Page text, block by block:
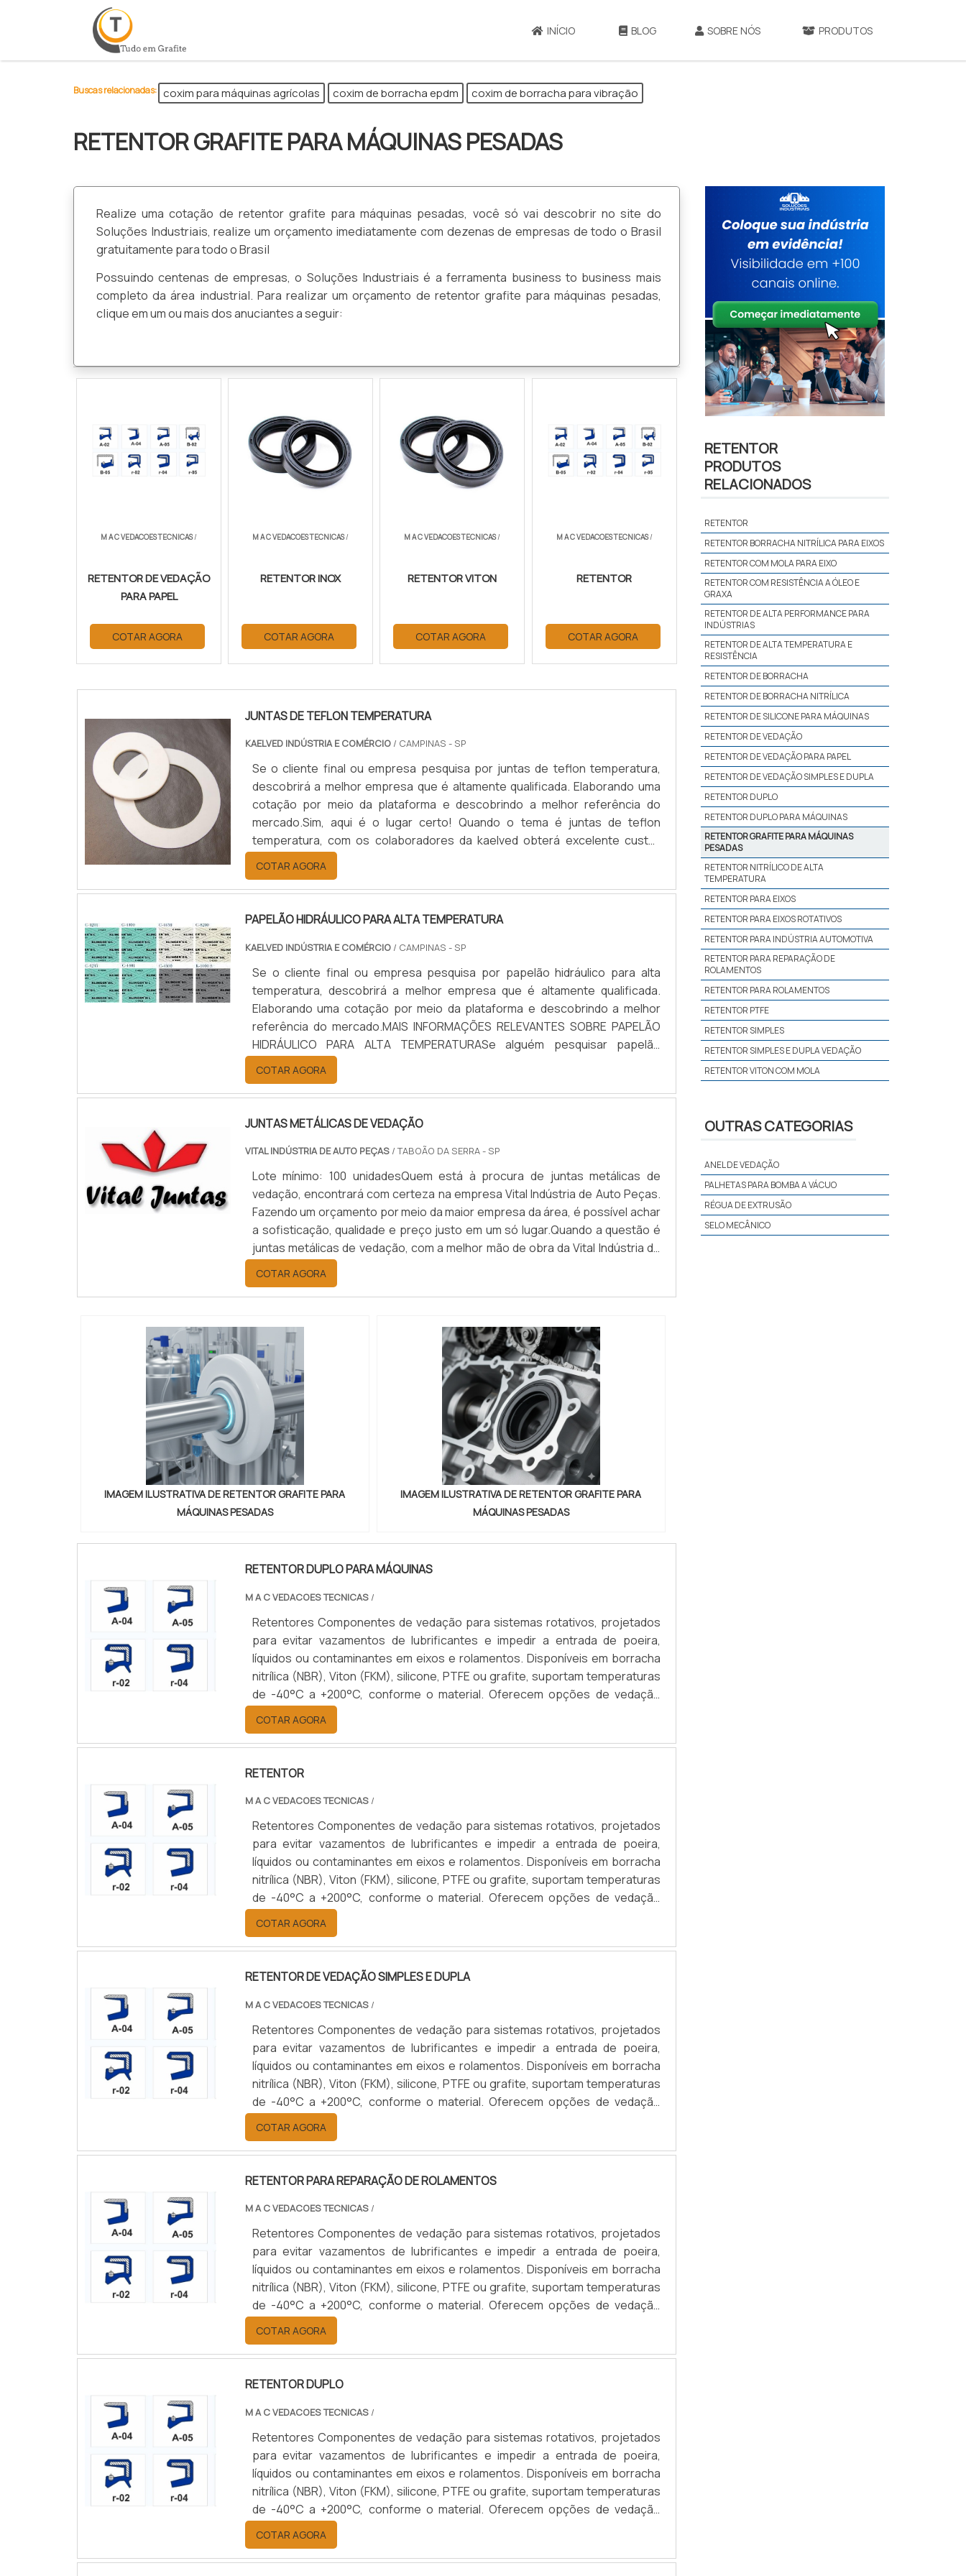
INÍCIO BLOG SOBRE NÓS PRODUTOS
>
Buscas relacionadas: coxim para máquinas agrícolas coxim de borracha epdm coxim de borracha para vibração
RETENTOR GRAFITE PARA MÁQUINAS PESADAS
Realize uma cotação de retentor grafite para máquinas pesadas, você só vai descobrir no site do
Soluções Industriais, realize um orçamento imediatamente com dezenas de empresas de todo o Brasil
gratuitamente para todo o Brasil
Possuindo centenas de empresas, o Soluções Industriais é a ferramenta business to business mais
completo da área industrial. Para realizar um orçamento de retentor grafite para máquinas pesadas,
clique em um ou mais dos anuciantes a seguir:
M A C VEDACOES TECNICAS/
RETENTOR DE VEDAÇÃO
PARA PAPEL
COTAR AGORA
M A C VEDACOES TECNICAS/
RETENTOR INOX
COTAR AGORA
M A C VEDACOES TECNICAS/
RETENTOR VITON
COTAR AGORA
M A C VEDACOES TECNICAS/
RETENTOR
COTAR AGORA
JUNTAS DE TEFLON TEMPERATURA
KAELVED INDÚSTRIA E COMÉRCIO / CAMPINAS - SP
Se o cliente final ou empresa pesquisa por juntas de teflon temperatura,
descobrirá a melhor empresa que é altamente qualificada. Elaborando uma
cotação por meio da plataforma e descobrindo a melhor referência do
mercado.Sim, aqui é o lugar certo! Quando o tema é juntas de teflon
temperatura, com os colaboradores da kaelved obterá excelente custo-
benefício com assessoria técnica especializada.UM POUCO MAIS SOBRE
JUNTAS DE TEFLON TEMPERA...
COTAR AGORA
PAPELÃO HIDRÁULICO PARA ALTA TEMPERATURA
KAELVED INDÚSTRIA E COMÉRCIO / CAMPINAS - SP
Se o cliente final ou empresa pesquisa por papelão hidráulico para alta
temperatura, descobrirá a melhor empresa que é altamente qualificada.
Elaborando uma cotação por meio da plataforma e descobrindo a melhor
referência do mercado.MAIS INFORMAÇÕES RELEVANTES SOBRE PAPELÃO
HIDRÁULICO PARA ALTA TEMPERATURASe alguém pesquisar papelão
hidráulico para alta temperatura encontra na internet a kaelved. Uma
empresa com alto know-how em laudos ...
COTAR AGORA
JUNTAS METÁLICAS DE VEDAÇÃO
VITAL INDÚSTRIA DE AUTO PEÇAS / TABOÃO DA SERRA - SP
Lote mínimo: 100 unidadesQuem está à procura de juntas metálicas de
vedação, encontrará com certeza na empresa Vital Indústria de Auto Peças.
Fazendo um orçamento por meio da maior empresa da área, é possível achar
a sofisticação, qualidade e preço justo em um só lugar.Quando a questão é
juntas metálicas de vedação, com a melhor mão de obra da Vital Indústria de
Auto Peças, o cliente receberá ótima qualidade com responsabilidade
ambient...
COTAR AGORA
IMAGEM ILUSTRATIVA DE RETENTOR GRAFITE PARA
MÁQUINAS PESADAS
IMAGEM ILUSTRATIVA DE RETENTOR GRAFITE PARA
MÁQUINAS PESADAS
RETENTOR DUPLO PARA MÁQUINAS
M A C VEDACOES TECNICAS/
Retentores Componentes de vedação para sistemas rotativos, projetados
para evitar vazamentos de lubrificantes e impedir a entrada de poeira,
líquidos ou contaminantes em eixos e rolamentos. Disponíveis em borracha
nitrílica (NBR), Viton (FKM), silicone, PTFE ou grafite, suportam temperaturas
de -40°C a +200°C, conforme o material. Oferecem opções de vedação
simples ou dupla, com ou sem mola, e diâmetros de 10 a 200 mm. Aplicados em
setores automotivo, agrícola, naval, ferroviário e industrial, aumentam a
durabilidade dos componentes, reduzem custos de manutenção e garantem
eficiência operacional.
COTAR AGORA
RETENTOR
M A C VEDACOES TECNICAS/
Retentores Componentes de vedação para sistemas rotativos, projetados
para evitar vazamentos de lubrificantes e impedir a entrada de poeira,
líquidos ou contaminantes em eixos e rolamentos. Disponíveis em borracha
nitrílica (NBR), Viton (FKM), silicone, PTFE ou grafite, suportam temperaturas
de -40°C a +200°C, conforme o material. Oferecem opções de vedação
simples ou dupla, com ou sem mola, e diâmetros de 10 a 200 mm. Aplicados em
setores automotivo, agrícola, naval, ferroviário e industrial, aumentam a
durabilidade dos componentes, reduzem custos de manutenção e garantem
eficiência operacional.
COTAR AGORA
RETENTOR DE VEDAÇÃO SIMPLES E DUPLA
M A C VEDACOES TECNICAS/
Retentores Componentes de vedação para sistemas rotativos, projetados
para evitar vazamentos de lubrificantes e impedir a entrada de poeira,
líquidos ou contaminantes em eixos e rolamentos. Disponíveis em borracha
nitrílica (NBR), Viton (FKM), silicone, PTFE ou grafite, suportam temperaturas
de -40°C a +200°C, conforme o material. Oferecem opções de vedação
simples ou dupla, com ou sem mola, e diâmetros de 10 a 200 mm. Aplicados em
setores automotivo, agrícola, naval, ferroviário e industrial, aumentam a
durabilidade dos componentes, reduzem custos de manutenção e garantem
eficiência operacional.
COTAR AGORA
RETENTOR PARA REPARAÇÃO DE ROLAMENTOS
M A C VEDACOES TECNICAS/
Retentores Componentes de vedação para sistemas rotativos, projetados
para evitar vazamentos de lubrificantes e impedir a entrada de poeira,
líquidos ou contaminantes em eixos e rolamentos. Disponíveis em borracha
nitrílica (NBR), Viton (FKM), silicone, PTFE ou grafite, suportam temperaturas
de -40°C a +200°C, conforme o material. Oferecem opções de vedação
simples ou dupla, com ou sem mola, e diâmetros de 10 a 200 mm. Aplicados em
setores automotivo, agrícola, naval, ferroviário e industrial, aumentam a
durabilidade dos componentes, reduzem custos de manutenção e garantem
eficiência operacional.
COTAR AGORA
RETENTOR DUPLO
M A C VEDACOES TECNICAS/
Retentores Componentes de vedação para sistemas rotativos, projetados
para evitar vazamentos de lubrificantes e impedir a entrada de poeira,
líquidos ou contaminantes em eixos e rolamentos. Disponíveis em borracha
nitrílica (NBR), Viton (FKM), silicone, PTFE ou grafite, suportam temperaturas
de -40°C a +200°C, conforme o material. Oferecem opções de vedação
simples ou dupla, com ou sem mola, e diâmetros de 10 a 200 mm. Aplicados em
setores automotivo, agrícola, naval, ferroviário e industrial, aumentam a
durabilidade dos componentes, reduzem custos de manutenção e garantem
COTAR AGORA
RETENTOR
PRODUTOS
RELACIONADOS
RETENTOR
RETENTOR BORRACHA NITRÍLICA PARA EIXOS
RETENTOR COM MOLA PARA EIXO
RETENTOR COM RESISTÊNCIA A ÓLEO E
GRAXA
RETENTOR DE ALTA PERFORMANCE PARA
INDÚSTRIAS
RETENTOR DE ALTA TEMPERATURA E
RESISTÊNCIA
RETENTOR DE BORRACHA
RETENTOR DE BORRACHA NITRÍLICA
RETENTOR DE SILICONE PARA MÁQUINAS
RETENTOR DE VEDAÇÃO
RETENTOR DE VEDAÇÃO PARA PAPEL
RETENTOR DE VEDAÇÃO SIMPLES E DUPLA
RETENTOR DUPLO
RETENTOR DUPLO PARA MÁQUINAS
RETENTOR GRAFITE PARA MÁQUINAS
PESADAS
RETENTOR NITRÍLICO DE ALTA
TEMPERATURA
RETENTOR PARA EIXOS
RETENTOR PARA EIXOS ROTATIVOS
RETENTOR PARA INDÚSTRIA AUTOMOTIVA
RETENTOR PARA REPARAÇÃO DE
ROLAMENTOS
RETENTOR PARA ROLAMENTOS
RETENTOR PTFE
RETENTOR SIMPLES
RETENTOR SIMPLES E DUPLA VEDAÇÃO
RETENTOR VITON COM MOLA
OUTRAS CATEGORIAS
ANEL DE VEDAÇÃO
PALHETAS PARA BOMBA A VÁCUO
RÉGUA DE EXTRUSÃO
SELO MECÂNICO